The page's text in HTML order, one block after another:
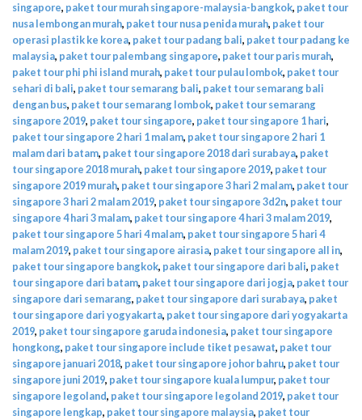
singapore, paket tour murah singapore-malaysia-bangkok, paket tour
nusa lembongan murah, paket tour nusa penida murah, paket tour
operasi plastik ke korea, paket tour padang bali, paket tour padang ke
malaysia, paket tour palembang singapore, paket tour paris murah,
paket tour phi phi island murah, paket tour pulau lombok, paket tour
sehari di bali, paket tour semarang bali, paket tour semarang bali
dengan bus, paket tour semarang lombok, paket tour semarang
singapore 2019, paket tour singapore, paket tour singapore 1 hari,
paket tour singapore 2 hari 1 malam, paket tour singapore 2 hari 1
malam dari batam, paket tour singapore 2018 dari surabaya, paket
tour singapore 2018 murah, paket tour singapore 2019, paket tour
singapore 2019 murah, paket tour singapore 3 hari 2 malam, paket tour
singapore 3 hari 2 malam 2019, paket tour singapore 3d2n, paket tour
singapore 4 hari 3 malam, paket tour singapore 4 hari 3 malam 2019,
paket tour singapore 5 hari 4 malam, paket tour singapore 5 hari 4
malam 2019, paket tour singapore airasia, paket tour singapore all in,
paket tour singapore bangkok, paket tour singapore dari bali, paket
tour singapore dari batam, paket tour singapore dari jogja, paket tour
singapore dari semarang, paket tour singapore dari surabaya, paket
tour singapore dari yogyakarta, paket tour singapore dari yogyakarta
2019, paket tour singapore garuda indonesia, paket tour singapore
hongkong, paket tour singapore include tiket pesawat, paket tour
singapore januari 2018, paket tour singapore johor bahru, paket tour
singapore juni 2019, paket tour singapore kuala lumpur, paket tour
singapore legoland, paket tour singapore legoland 2019, paket tour
singapore lengkap, paket tour singapore malaysia, paket tour